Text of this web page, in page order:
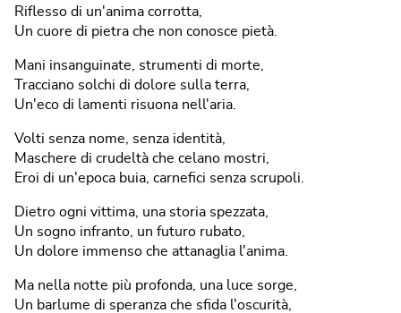
Riflesso di un'anima corrotta,
Un cuore di pietra che non conosce pietà.
Mani insanguinate, strumenti di morte,
Tracciano solchi di dolore sulla terra,
Un'eco di lamenti risuona nell'aria.
Volti senza nome, senza identità,
Maschere di crudeltà che celano mostri,
Eroi di un'epoca buia, carnefici senza scrupoli.
Dietro ogni vittima, una storia spezzata,
Un sogno infranto, un futuro rubato,
Un dolore immenso che attanaglia l'anima.
Ma nella notte più profonda, una luce sorge,
Un barlume di speranza che sfida l'oscurità,